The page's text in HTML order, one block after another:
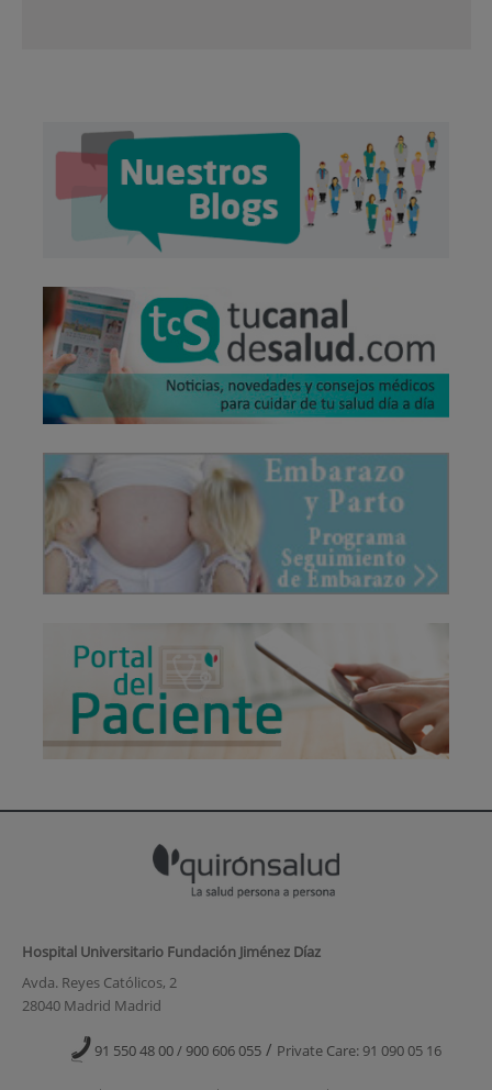
Hospital Universitario Fundación Jiménez Díaz
Avda. Reyes Católicos, 2
28040 Madrid Madrid
91 550 48 00 / 900 606 055 / Private Care: 91 090 05 16